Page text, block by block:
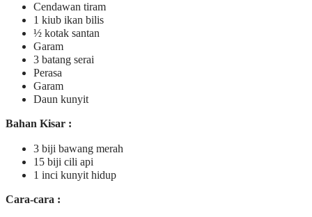
Cendawan tiram
1 kiub ikan bilis
½ kotak santan
Garam
3 batang serai
Perasa
Garam
Daun kunyit
Bahan Kisar :
3 biji bawang merah
15 biji cili api
1 inci kunyit hidup
Cara-cara :